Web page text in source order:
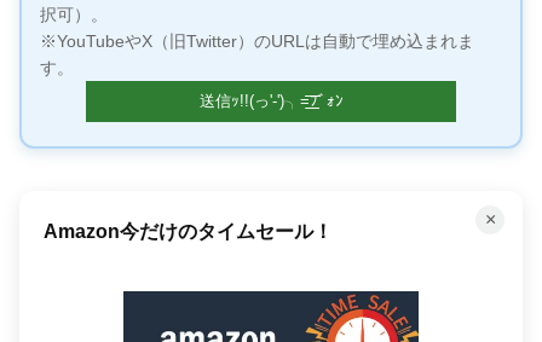
択可）。
※YouTubeやX（旧Twitter）のURLは自動で埋め込まれま
す。
×
何百万もの曲が聴き放題！